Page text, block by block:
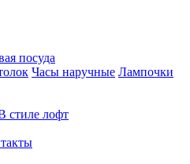
посуда
Часы наручные Лампочки
стиле лофт